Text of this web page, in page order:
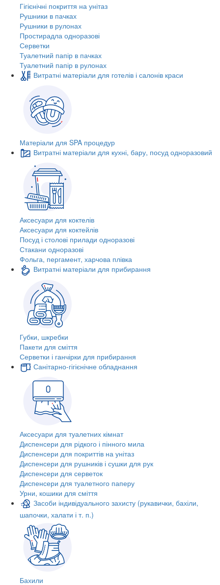
Гігієнічні покриття на унітаз
Рушники в пачках
Рушники в рулонах
Простирадла одноразові
Серветки
Туалетний папір в пачках
Туалетний папір в рулонах
Витратні матеріали для готелів і салонів краси
Матеріали для SPA процедур
Витратні матеріали для кухні, бару, посуд одноразовий
Аксесуари для коктелів
Аксесуари для коктейлів
Посуд і столові прилади одноразові
Стакани одноразові
Фольга, пергамент, харчова плівка
Витратні матеріали для прибирання
Губки, шкребки
Пакети для сміття
Серветки і ганчірки для прибирання
Санітарно-гігієнічне обладнання
Аксесуари для туалетних кімнат
Диспенсери для рідкого і пінного мила
Диспенсери для покриттів на унітаз
Диспенсери для рушників і сушки для рук
Диспенсери для серветок
Диспенсери для туалетного паперу
Урни, кошики для сміття
Засоби індивідуального захисту (рукавички, бахіли,
шапочки, халати і т. п.)
Бахили